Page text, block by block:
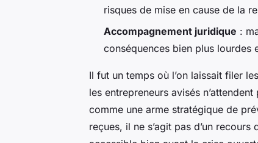
risques de mise en cause de la
Accompagnement juridique :
conséquences bien plus lourdes
Il fut un temps où l’on laissait filer
les entrepreneurs avisés
comme une arme stratégique de
reçues, il ne s’agit pas d’un